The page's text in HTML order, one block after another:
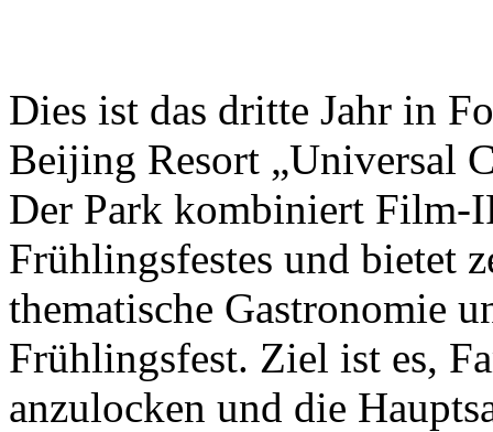
Dies ist das dritte Jahr in
Beijing Resort „Universal
Der Park kombiniert Film-
Frühlingsfestes und bietet
thematische Gastronomie
Frühlingsfest. Ziel ist es,
anzulocken und die